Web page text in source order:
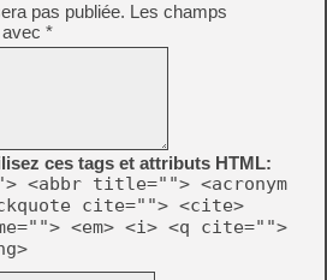
pas publiée. Les champs
*
ces tags et attributs HTML:
<abbr title=""> <acronym
cite=""> <cite>
<em> <i> <q cite="">